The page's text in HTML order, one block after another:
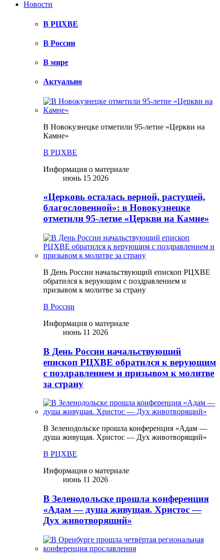
Новости
В РЦХВЕ
В России
В мире
Актуально
В Новокузнецке отметили 95-летие «Церкви на
Камне»
В РЦХВЕ
Информация о материале
июнь 15 2026
«Церковь осталась верной, растущей,
благословенной»: в Новокузнецке
отметили 95-летие «Церкви на Камне»
В День России начальствующий епископ РЦХВЕ
обратился к верующим с поздравлением и
призывом к молитве за страну
В России
Информация о материале
июнь 11 2026
В День России начальствующий
епископ РЦХВЕ обратился к верующим
с поздравлением и призывом к молитве
за страну
В Зеленодольске прошла конференция «Адам —
душа живущая. Христос — Дух животворящий»
В РЦХВЕ
Информация о материале
июнь 11 2026
В Зеленодольске прошла конференция
«Адам — душа живущая. Христос —
Дух животворящий»